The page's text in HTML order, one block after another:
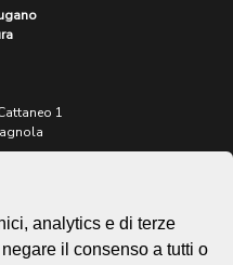
1
68 50
analytics e di terze
il consenso a tutti o